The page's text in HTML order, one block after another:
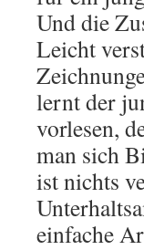
Und die
Leicht
lernt der
vorlesen,
man sich
ist nichts
einfache